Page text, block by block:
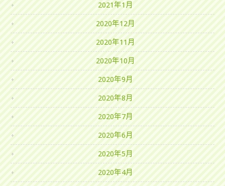
2021年1月
2020年12月
2020年11月
2020年10月
2020年9月
2020年8月
2020年7月
2020年6月
2020年5月
2020年4月